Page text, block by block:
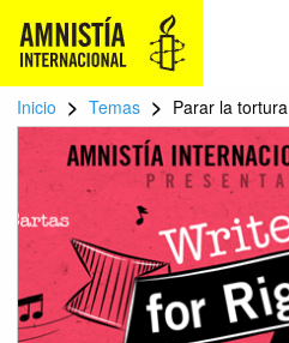
Inicio > Temas > Parar la tortura